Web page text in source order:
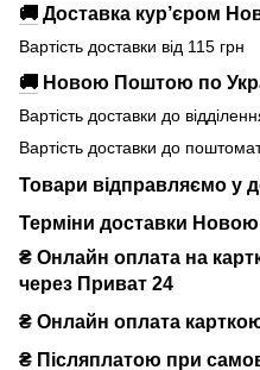
🚚 Доставка кур’єром
Вартість доставки від 115 грн
🚚 Новою Поштою по
Вартість доставки до
Вартість доставки до
Товари відправляємо у
Терміни доставки
₴ Онлайн оплата на
через Приват 24
₴ Онлайн оплата
₴ Післяплатою при